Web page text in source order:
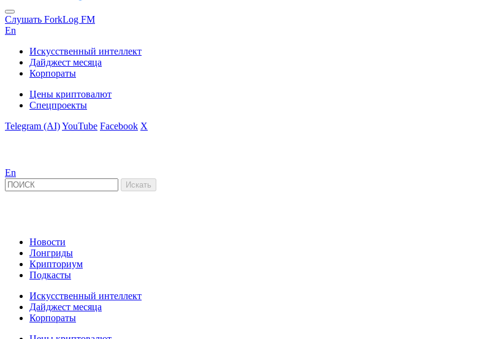
Слушать ForkLog FM
En
Искусственный интеллект
Дайджест месяца
Корпораты
Цены криптовалют
Спецпроекты
Telegram (AI)YouTube Facebook X
En
Новости
Лонгриды
Крипториум
Подкасты
Искусственный интеллект
Дайджест месяца
Корпораты